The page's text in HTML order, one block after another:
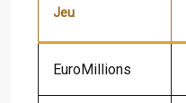
Jeu
EuroMillions